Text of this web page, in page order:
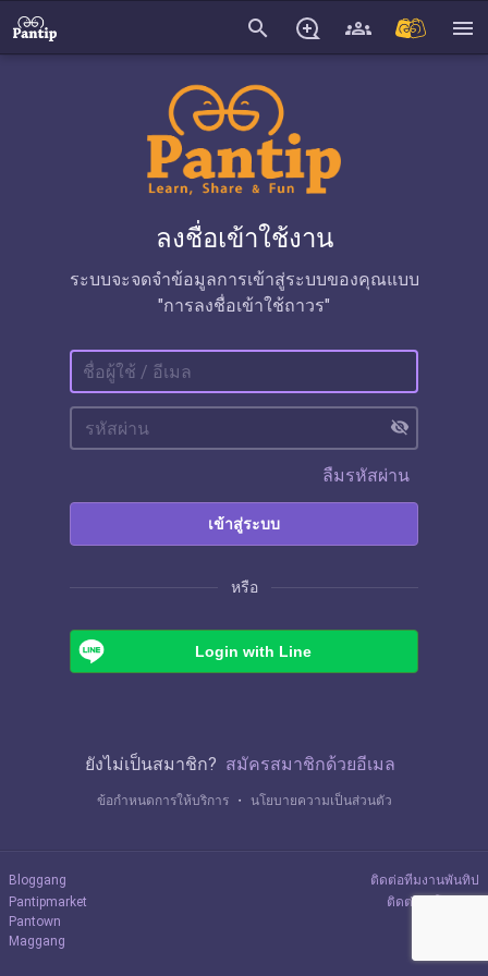
search menu
ลงชื่อเข้าใช้งาน
ระบบจะจดจำข้อมูลการเข้าสู่ระบบของคุณแบบ
"การลงชื่อเข้าใช้ถาวร"
visibility_off
ลืมรหัสผ่าน
เข้าสู่ระบบ
หรือ
Login with Line
ยังไม่เป็นสมาชิก? สมัครสมาชิกด้วยอีเมล
ข้อกำหนดการให้บริการ ・ นโยบายความเป็นส่วนตัว
Bloggang
Pantipmarket
Pantown
Maggang
ติดต่อทีมงานพันทิป
ติดต่อลงโฆษณา